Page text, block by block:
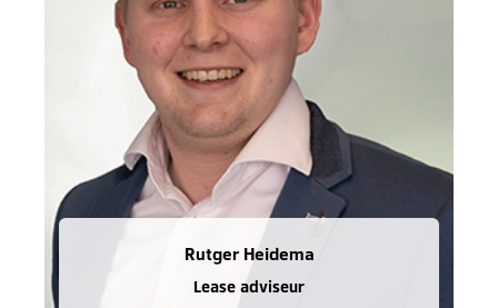
Rutger Heidema
Lease adviseur